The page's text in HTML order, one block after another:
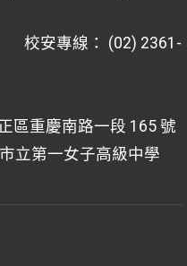
安專線： (02) 2361-
區重慶南路一段 165 號
立第一女子高級中學